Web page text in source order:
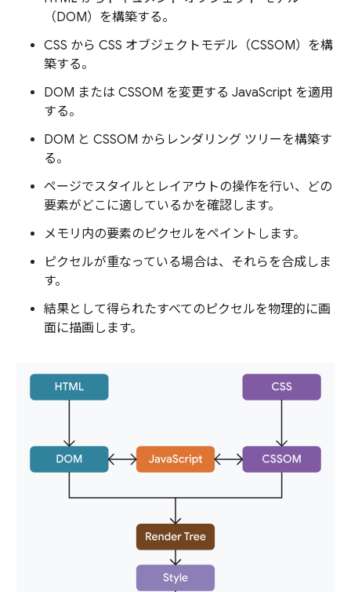
（DOM）を構築する。
CSS から CSS オブジェクトモデル（CSSOM）を構
築する。
DOM または CSSOM を変更する JavaScript を適用
する。
DOM と CSSOM からレンダリング ツリーを構築す
る。
ページでスタイルとレイアウトの操作を行い、どの
要素がどこに適しているかを確認します。
メモリ内の要素のピクセルをペイントします。
ピクセルが重なっている場合は、それらを合成しま
す。
結果として得られたすべてのピクセルを物理的に画
面に描画します。